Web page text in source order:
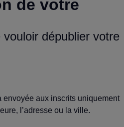
de votre
dépublier votre
envoyée aux inscrits uniquement
l’adresse ou la ville.